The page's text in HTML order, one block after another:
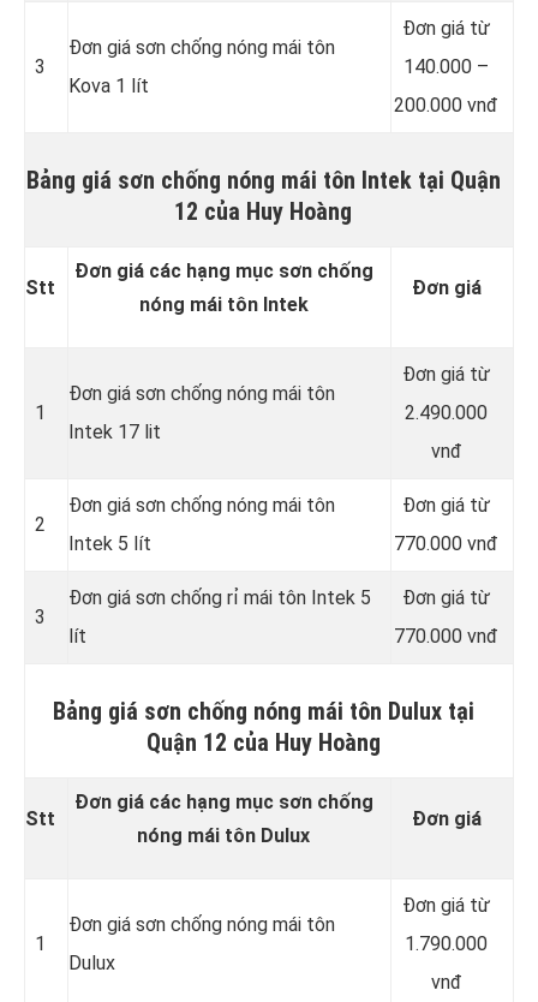
3
Đơn giá sơn chống nóng mái tôn
Kova 1 lít
Đơn giá từ
140.000 –
200.000 vnđ
Bảng giá sơn chống nóng mái tôn Intek tại Quận
12 của Huy Hoàng
Stt
Đơn giá các hạng mục sơn chống
nóng mái tôn Intek
Đơn giá
1
Đơn giá sơn chống nóng mái tôn
Intek 17 lit
Đơn giá từ
2.490.000
vnđ
2
Đơn giá sơn chống nóng mái tôn
Intek 5 lít
Đơn giá từ
770.000 vnđ
3
Đơn giá sơn chống rỉ mái tôn Intek 5
lít
Đơn giá từ
770.000 vnđ
Bảng giá sơn chống nóng mái tôn Dulux tại
Quận 12 của Huy Hoàng
Stt
Đơn giá các hạng mục sơn chống
nóng mái tôn Dulux
Đơn giá
1
Đơn giá sơn chống nóng mái tôn
Dulux
Đơn giá từ
1.790.000
vnđ